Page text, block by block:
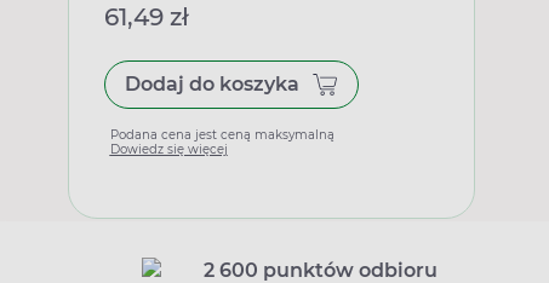
61,49 zł
Dodaj do koszyka
Podana cena jest ceną maksymalną
Dowiedz się więcej
2 600 punktów odbioru